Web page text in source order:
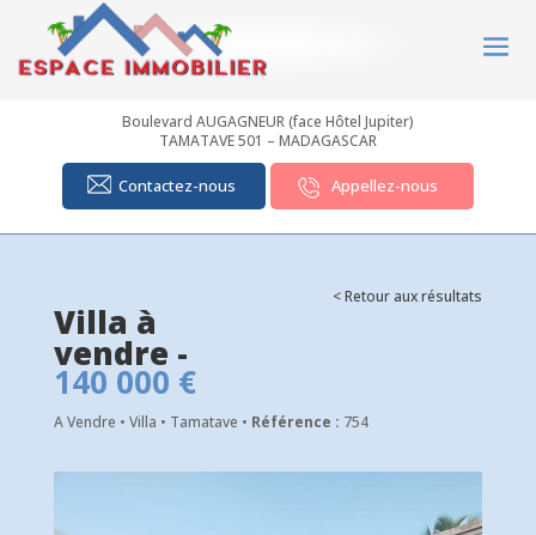
Boulevard AUGAGNEUR (face Hôtel Jupiter)
TAMATAVE 501 – MADAGASCAR
Contactez-nous Appellez-nous
< Retour aux résultats
Villa à
vendre -
140 000 €
A Vendre • Villa • Tamatave • Référence : 754